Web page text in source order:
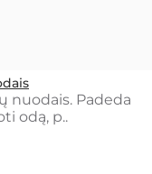
nuodais. Padeda
odą, p..